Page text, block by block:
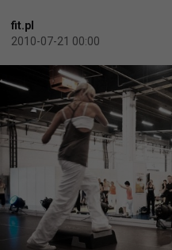
fit.pl
2010-07-21 00:00